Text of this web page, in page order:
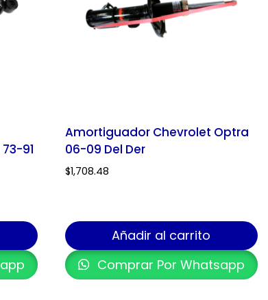
91
Amortiguador Chevrolet Optra
06-09 Del Der
$1,708.48
Añadir al carrito
Comprar Por Whatsapp